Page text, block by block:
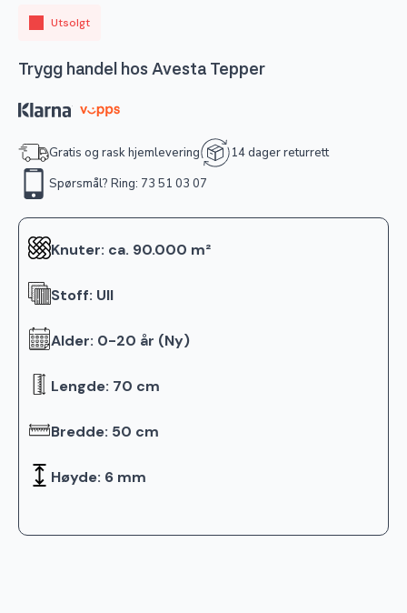
Utsolgt
Trygg handel hos Avesta Tepper
Gratis og rask hjemlevering
14 dager returrett
Spørsmål? Ring: 73 51 03 07
Knuter: ca. 90.000 m²
Stoff: Ull
Alder: 0-20 år (Ny)
Lengde: 70 cm
Bredde: 50 cm
Høyde: 6 mm